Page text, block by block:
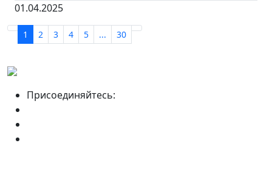
01.04.2025
1 2 3 4 5 ... 30
Присоединяйтесь: